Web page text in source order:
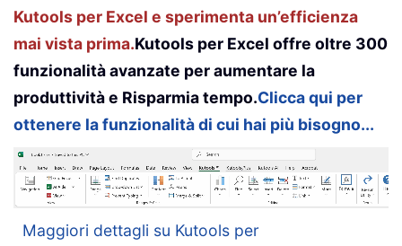
Kutools per Excel e sperimenta un’efficienza
mai vista prima.Kutools per Excel offre oltre 300
funzionalità avanzate per aumentare la
produttività e Risparmia tempo.Clicca qui per
ottenere la funzionalità di cui hai più bisogno...
Maggiori dettagli su Kutools per